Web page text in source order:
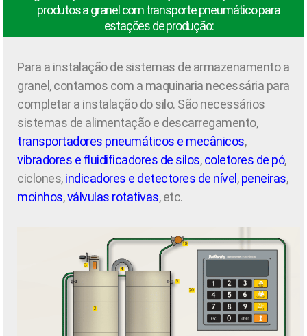
produtos a granel com transporte pneumático para
estações de produção:
Para a instalação de sistemas de armazenamento a
granel, contamos com a maquinaria necessária para
completar a instalação do silo. São necessários
sistemas de alimentação e descarregamento,
transportadores pneumáticos e mecânicos,
vibradores e fluidificadores de silos,coletores de pó,
ciclones,indicadores e detectores de nível,peneiras,
moinhos,válvulas rotativas, etc.